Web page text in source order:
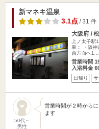
新マネキ温泉
3.1点/ 31 件
大阪府 /
上ノ太子駅
車： ・阪神
西方面へ1.…
営業時間
入浴料金
日帰り
50代～
男性
営業時間が２時から
ます